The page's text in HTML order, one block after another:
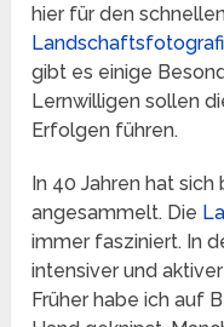
hier für den
gibt es einige
Lernwilligen sollen
Erfolgen führen.
In 40 Jahren hat
angesammelt. Die
immer fasziniert. In
intensiver und
Früher habe ich auf